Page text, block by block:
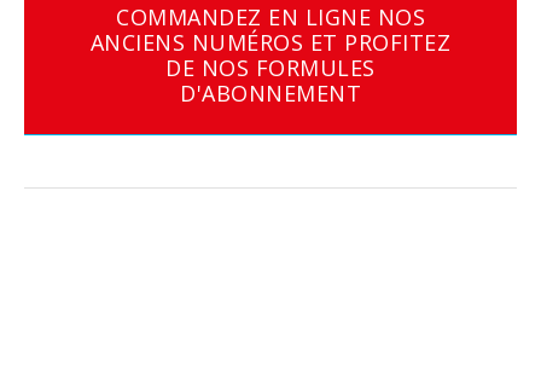
COMMANDEZ EN LIGNE NOS
ANCIENS NUMÉROS ET PROFITEZ
DE NOS FORMULES
D'ABONNEMENT